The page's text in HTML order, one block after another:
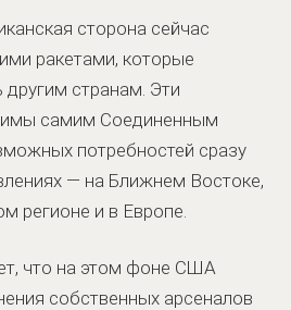
сторона сейчас
ракетами, которые
странам. Эти
самим Соединенным
потребностей сразу
— на Ближнем Востоке,
регионе и в Европе.
что на этом фоне США
собственных арсеналов